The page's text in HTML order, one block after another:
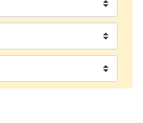
4 personnes viennent de nous rejoindre sur WhatsApp
étudier en groupe sur Zoom
son Maasser